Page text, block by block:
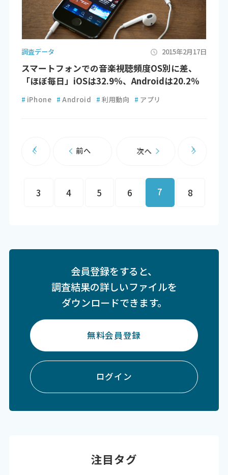
調査データ 2015年2月17日
スマートフォンでの音楽視聴頻度OS別に差、
「ほぼ毎日」iOSは32.9％、Androidは20.2％
# iPhone # Android # 利用動向 # アプリ
前へ
3 4 5 6 7 8
次へ
会員登録をすると、
調査結果の詳しいファイルを
ダウンロードできます。
無料会員登録
ログイン
注目タグ